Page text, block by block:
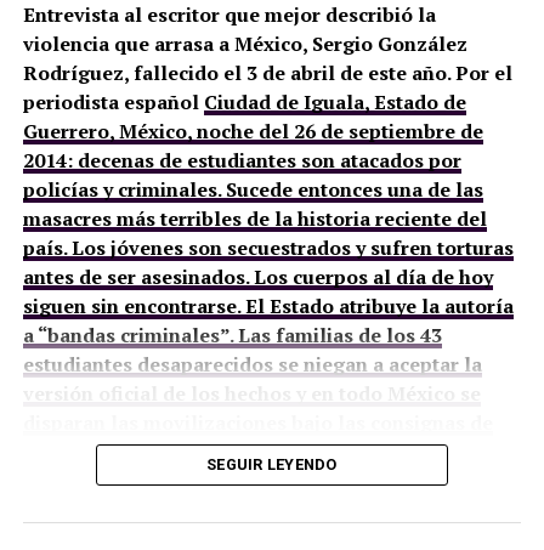
Entrevista al escritor que mejor describió la
violencia que arrasa a México, Sergio González
Rodríguez, fallecido el 3 de abril de este año. Por el
periodista español Ciudad de Iguala, Estado de
Guerrero, México, noche del 26 de septiembre de
2014: decenas de estudiantes son atacados por
policías y criminales. Sucede entonces una de las
masacres más terribles de la historia reciente del
país. Los jóvenes son secuestrados y sufren torturas
antes de ser asesinados. Los cuerpos al día de hoy
siguen sin encontrarse. El Estado atribuye la autoría
a “bandas criminales”. Las familias de los 43
estudiantes desaparecidos se niegan a aceptar la
“¡Vivos se los llevaron, vivos los queremos!” y “Fue
el Estado”.
SEGUIR LEYENDO